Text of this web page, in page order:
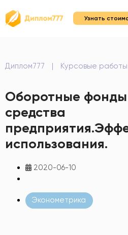
Узнать
Диплом777 | Курсовые работы
Оборотные
средства
использования.
2020-06-10
Эконометрика